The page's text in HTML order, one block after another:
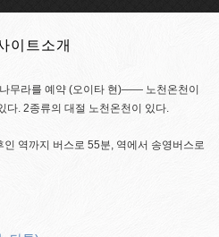
이트소개
무라를 예약 (오이타 현)―― 노천온천이
다. 2종류의 대절 노천온천이 있다.
역까지 버스로 55분, 역에서 송영버스로